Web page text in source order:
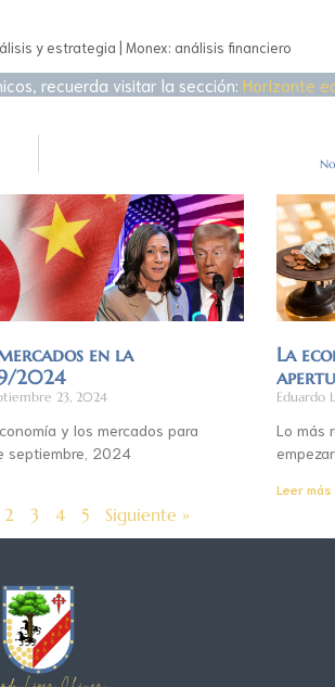
y estrategia | Monex: análisis financiero
recuerda visitar la sección: Horizonte
en la
2024
23, 2024
y los mercados para
septiembre, 2024
La
Eduardo
Lo más
Leer más
2 3 4 5 Siguiente »